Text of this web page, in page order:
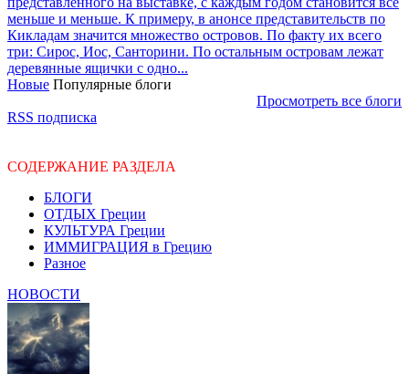
меньше и меньше. К примеру, в анонсе представительств по
Кикладам значится множество островов. По факту их всего
три: Сирос, Иос, Санторини. По остальным островам лежат
деревянные ящички с одно...
Новые Популярные блоги
Просмотреть все блоги
RSS подписка
СОДЕРЖАНИЕ РАЗДЕЛА
БЛОГИ
ОТДЫХ Греции
КУЛЬТУРА Греции
ИММИГРАЦИЯ в Грецию
Разное
НОВОСТИ